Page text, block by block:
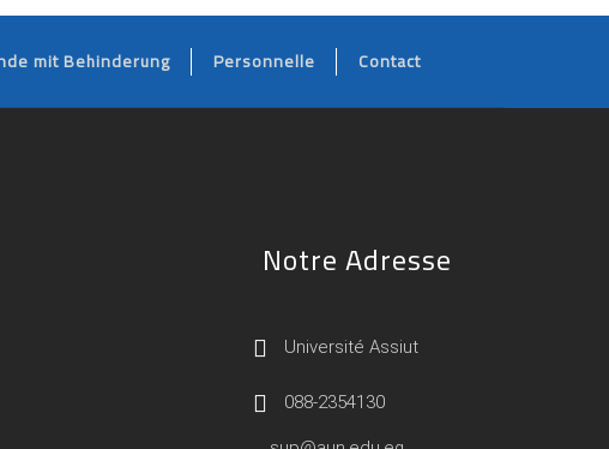
mit Behinderung Personnelle Contact
Notre Adresse
Université Assiut
088-2354130